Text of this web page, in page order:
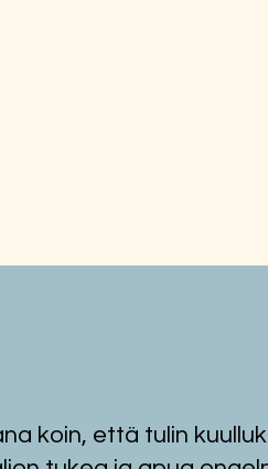
SUJUlla
koin, että tulin